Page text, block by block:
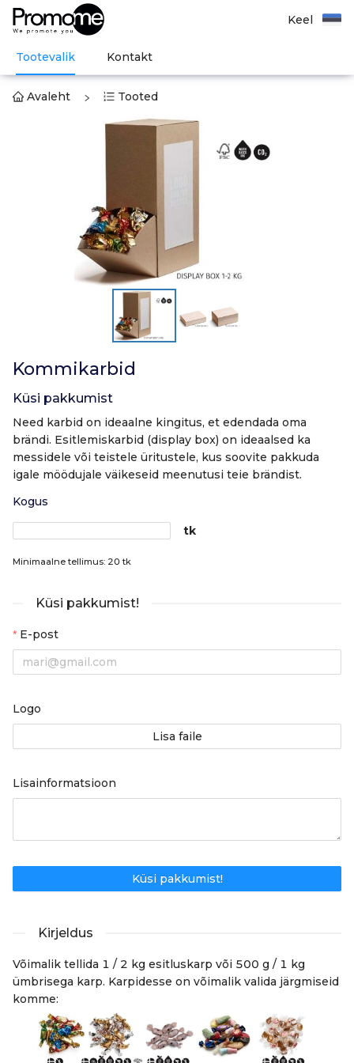
Keel
Tootevalik Kontakt
Avaleht Tooted
Kommikarbid
Küsi pakkumist
Need karbid on ideaalne kingitus, et edendada oma
brändi. Esitlemiskarbid (display box) on ideaalsed ka
messidele või teistele üritustele, kus soovite pakkuda
igale möödujale väikeseid meenutusi teie brändist.
Kogus
tk
Minimaalne tellimus: 20 tk
Küsi pakkumist!
E-post
Logo
Lisa faile
Lisainformatsioon
Küsi pakkumist!
Kirjeldus
Võimalik tellida 1 / 2 kg esitluskarp või 500 g / 1 kg
ümbrisega karp. Karpidesse on võimalik valida järgmiseid
komme: